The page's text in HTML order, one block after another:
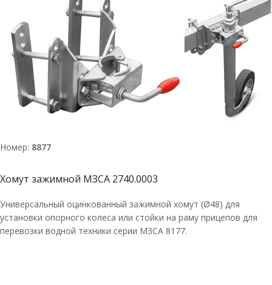
Номер: 8877
Хомут зажимной МЗСА 2740.0003
Универсальный оцинкованный зажимной хомут (Ø48) для
установки опорного колеса или стойки на раму прицепов для
перевозки водной техники серии МЗСА 8177.